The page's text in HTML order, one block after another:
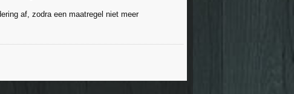
af, zodra een maatregel niet meer